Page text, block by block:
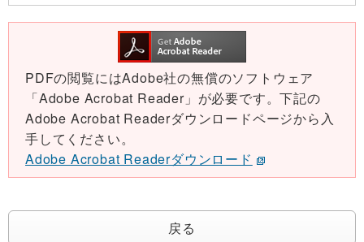
PDFの閲覧にはAdobe社の無償のソフトウェア
「Adobe Acrobat Reader」が必要です。下記の
Adobe Acrobat Readerダウンロードページから入
手してください。
Adobe Acrobat Readerダウンロード
戻る